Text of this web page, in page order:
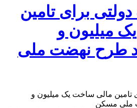
دولتی برای تامین
میلیون و
طرح نهضت ملی